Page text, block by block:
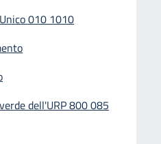
010 1010
dell'URP 800 085